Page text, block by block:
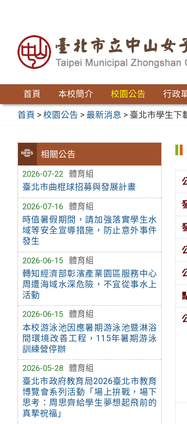
首頁 本校簡介 校園公告 行政
首頁 >校園公告 > 最新消息 > 臺北市學生下
相關公告
2026-07-22
體育組
臺北市曲棍球招募與發展計畫
2026-07-16
體育組
時值暑假期間，請加強落實學生水
域等安全宣導措施，防止意外事件
發生
2026-06-15
體育組
轉知經濟部彰濱產業園區服務中心
周遭海域水深危險，不宜從事水上
活動
2026-06-15
體育組
本校游泳池因應暑期游泳池暨淋浴
間環境改善工程，115年暑期游泳
訓練營停辦
2026-05-28
體育組
臺北市政府教育局2026臺北市教育
博覽會系列活動「場上拚戰，場下
思考：周思齊給學生夢想起飛前的
真摯祝福」